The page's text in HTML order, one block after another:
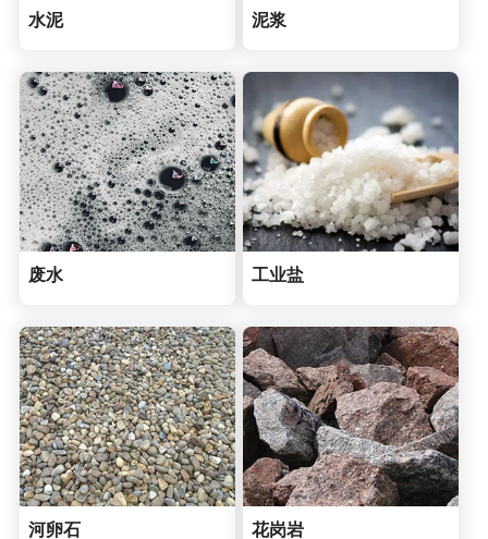
水泥 泥浆
废水 工业盐
河卵石 花岗岩